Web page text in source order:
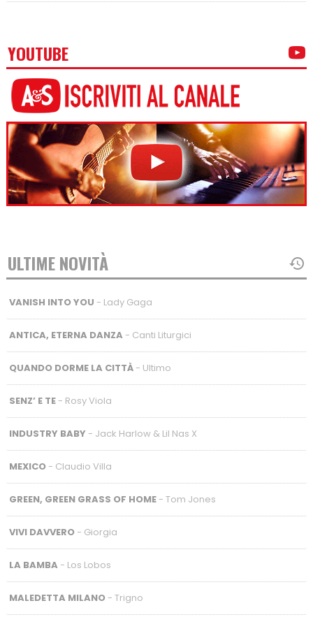
YOUTUBE
ULTIME NOVITÀ
VANISH INTO YOU - Lady Gaga
ANTICA, ETERNA DANZA - Canti Liturgici
QUANDO DORME LA CITTÀ- Ultimo
SENZ’ E TE- Rosy Viola
INDUSTRY BABY - Jack Harlow & Lil Nas X
MEXICO- Claudio Villa
GREEN, GREEN GRASS OF HOME- Tom Jones
VIVI DAVVERO- Giorgia
LA BAMBA - Los Lobos
MALEDETTA MILANO- Trigno